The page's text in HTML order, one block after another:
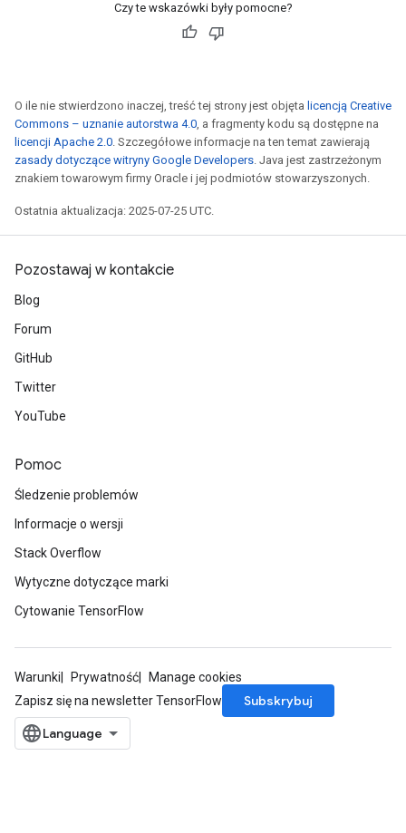
Czy te wskazówki były pomocne?
O ile nie stwierdzono inaczej, treść tej strony jest objęta licencją Creative
Commons – uznanie autorstwa 4.0, a fragmenty kodu są dostępne na
licencji Apache 2.0. Szczegółowe informacje na ten temat zawierają
zasady dotyczące witryny Google Developers. Java jest zastrzeżonym
znakiem towarowym firmy Oracle i jej podmiotów stowarzyszonych.
Ostatnia aktualizacja: 2025-07-25 UTC.
Pozostawaj w kontakcie
Blog
Forum
GitHub
Twitter
YouTube
Pomoc
Śledzenie problemów
Informacje o wersji
Stack Overflow
Wytyczne dotyczące marki
Cytowanie TensorFlow
Warunki Prywatność
Manage cookies
Zapisz się na newsletter TensorFlow
Subskrybuj